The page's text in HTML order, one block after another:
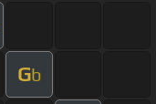
Gb